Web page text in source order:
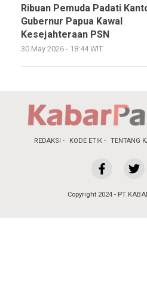
Ribuan Pemuda Padati
Gubernur Papua Kawal
Kesejahteraan PSN
30 May 2026 - 18:44 WIT
REDAKSI KODE ETIK TENTANG
Copyright 2024 - PT